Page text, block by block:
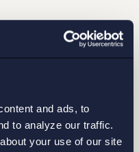
and ads, to
to analyze our traffic.
your use of our site